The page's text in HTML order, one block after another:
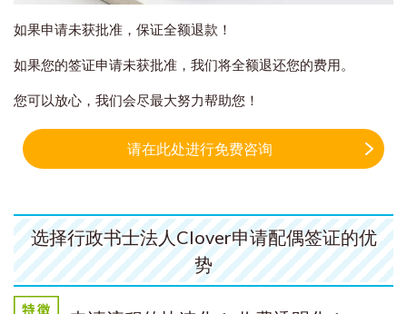
如果申请未获批准，保证全额退款！
如果您的签证申请未获批准，我们将全额退还您的费用。
您可以放心，我们会尽最大努力帮助您！
请在此处进行免费咨询
选择行政书士法人Clover申请配偶签证的优
势